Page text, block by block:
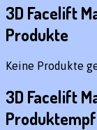
3D Facelift
Produkte
Keine Produkte
3D Facelift